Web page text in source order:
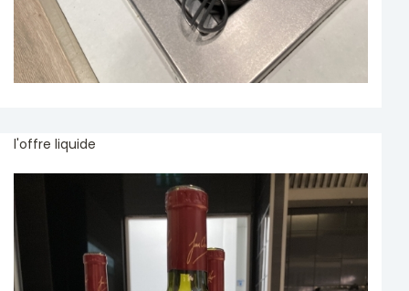
l'offre liquide